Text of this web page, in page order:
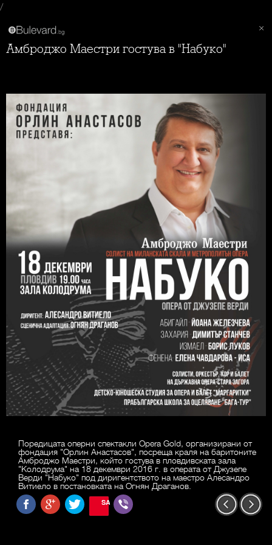
/
Амброджо Маестри гостува в "Набуко"
Поредицата оперни спектакли Opera Gold, организирани от
фондация "Орлин Анастасов", посреща краля на баритоните
Амброджо Маестри, който гостува в пловдивската зала
"Колодрума" на 18 декември 2016 г. в операта от Джузепе
Верди "Набуко" под диригентството на маестро Алесандро
Витиело в постановката на Огнян Драганов.
SAVE